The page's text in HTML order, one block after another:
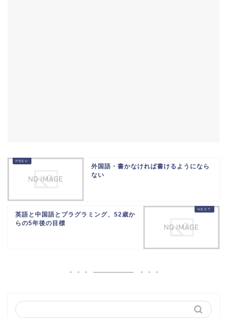
外国語・書かなければ書けるようになら
ない
英語と中国語とプラグラミング、52歳か
らの5年後の目標